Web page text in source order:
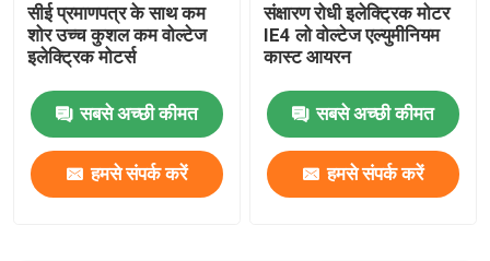
सीई प्रमाणपत्र के साथ कम
शोर उच्च कुशल कम वोल्टेज
इलेक्ट्रिक मोटर्स
सबसे अच्छी कीमत
हमसे संपर्क करें
संक्षारण रोधी इलेक्ट्रिक मोटर
IE4 लो वोल्टेज एल्युमीनियम
कास्ट आयरन
सबसे अच्छी कीमत
हमसे संपर्क करें